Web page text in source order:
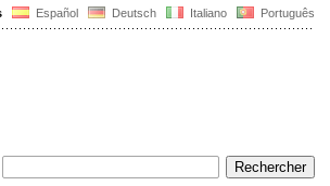
Español Deutsch Italiano Português